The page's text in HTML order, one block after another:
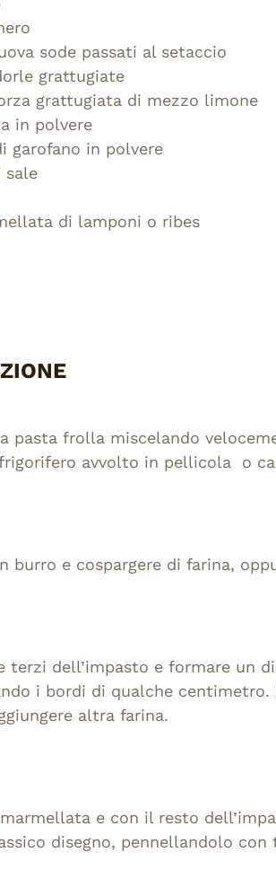
sode passati al setaccio
grattugiate
grattugiata di mezzo limone
in polvere
garofano in polvere
sale
di lamponi o ribes
pasta frolla miscelando
avvolto in pellicola o
burro e cospargere di farina,
terzi dell’impasto e formare un
i bordi di qualche
altra farina.
e con il resto
disegno, pennellandolo